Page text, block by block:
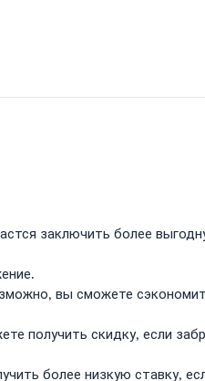
заключить более
вы сможете
получить скидку, если
более низкую ставку,